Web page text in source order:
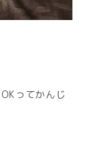
ってかんじ